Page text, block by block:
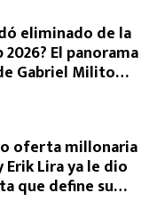
eliminado de la
2026? El panorama
Gabriel Milito
oferta millonaria
Erik Lira ya le dio
que define su